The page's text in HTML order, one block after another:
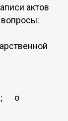
актов
вопросы:
о